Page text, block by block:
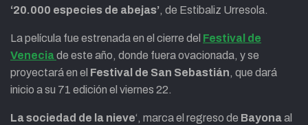
‘20.000 especies de abejas’, de Estibaliz Urresola.
La película fue estrenada en el cierre del Festival de
Veneciade este año, donde fuera ovacionada, y se
proyectará en el Festival de San Sebastián, que dará
inicio a su 71 edición el viernes 22.
La sociedad de la nieve‘, marca el regreso de Bayonaal